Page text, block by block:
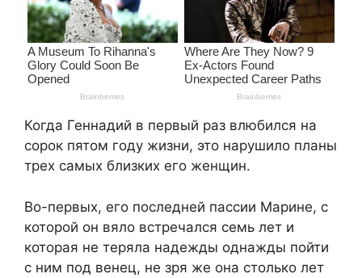
Когда Геннадий в первый раз влюбился на
сорок пятом году жизни, это нарушило планы
трех самых близких его женщин.
Во-первых, его последней пассии Марине, с
которой он вяло встречался семь лет и
которая не теряла надежды однажды пойти
с ним под венец, не зря же она столько лет